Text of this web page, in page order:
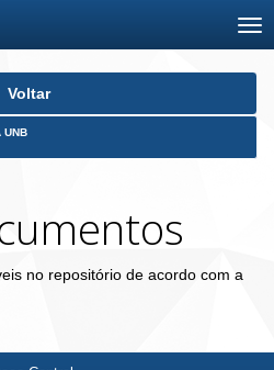
Voltar
UNB
no repositório de acordo com a